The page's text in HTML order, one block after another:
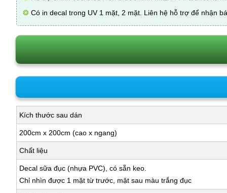
❂ Có in decal trong UV 1 mặt, 2 mặt. Liên hệ hỗ trợ để nhận
Kích thước sau dán
200cm x 200cm (cao x ngang)
Chất liệu
Decal sữa đục (nhựa PVC), có sẵn keo.
Chỉ nhìn được 1 mặt từ trước, mặt sau màu trắng đục